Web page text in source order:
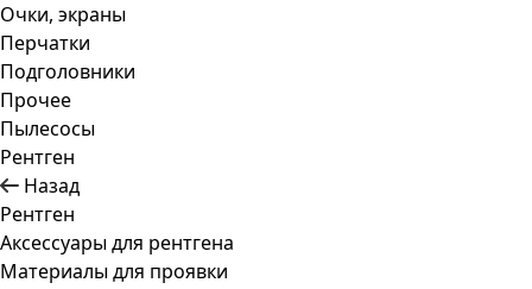
Очки, экраны
Перчатки
Подголовники
Прочее
Пылесосы
Рентген
Назад
Рентген
Аксессуары для рентгена
Материалы для проявки